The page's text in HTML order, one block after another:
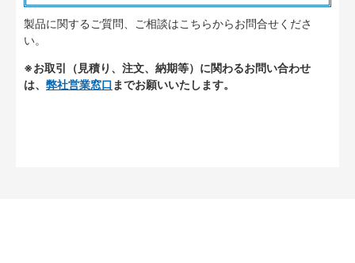
製品に関するご質問、ご相談はこちらからお問合せくださ
い。
※お取引（見積り、注文、納期等）に関わるお問い合わせ
は、 弊社営業窓口 までお願いいたします。